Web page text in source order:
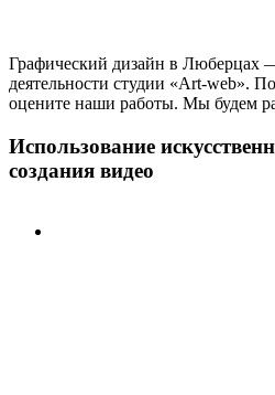
Графический дизайн в Люберцах
деятельности студии «Art-web».
оцените наши работы. Мы будем
Использование
создания видео